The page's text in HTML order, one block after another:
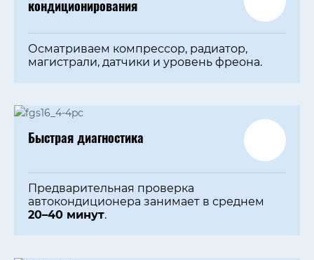
кондиционирования
Осматриваем компрессор, радиатор,
магистрали, датчики и уровень фреона.
Быстрая диагностика
Предварительная проверка
автокондиционера занимает в среднем
20–40 минут.